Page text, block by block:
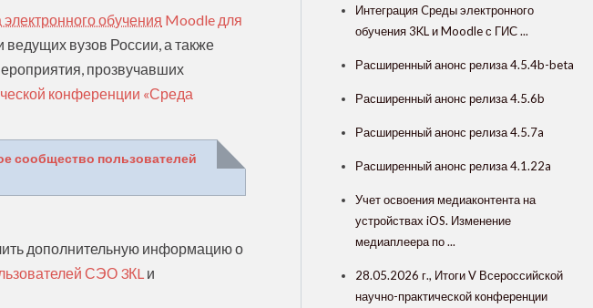
обучения Moodle для
ведущих вузов России, а также
прозвучавших
конференции «Среда
сообщество пользователей
дополнительную информацию о
СЭО 3КL и
Интеграция Cреды электронного
обучения 3KL и Moodle с ГИС ...
Расширенный анонс релиза 4.5.4b-beta
Расширенный анонс релиза 4.5.6b
Расширенный анонс релиза 4.5.7a
Расширенный анонс релиза 4.1.22a
Учет освоения медиаконтента на
устройствах iOS. Изменение
медиаплеера по ...
28.05.2026 г., Итоги V Всероссийской
научно-практической конференции